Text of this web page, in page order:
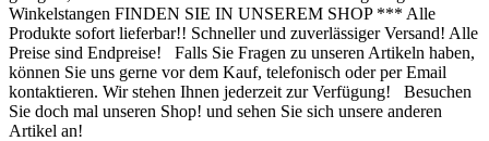
Winkelstangen FINDEN SIE IN UNSEREM SHOP *** Alle
Produkte sofort lieferbar!! Schneller und zuverlässiger Versand! Alle
Preise sind Endpreise! Falls Sie Fragen zu unseren Artikeln haben,
können Sie uns gerne vor dem Kauf, telefonisch oder per Email
kontaktieren. Wir stehen Ihnen jederzeit zur Verfügung! Besuchen
Sie doch mal unseren Shop! und sehen Sie sich unsere anderen
Artikel an!